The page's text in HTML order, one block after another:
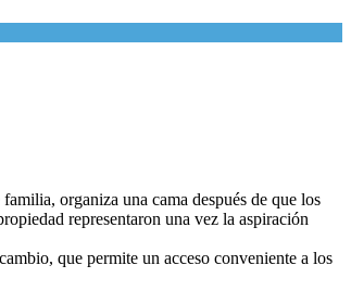
organiza una cama después de que los
representaron una vez la aspiración
que permite un acceso conveniente a los